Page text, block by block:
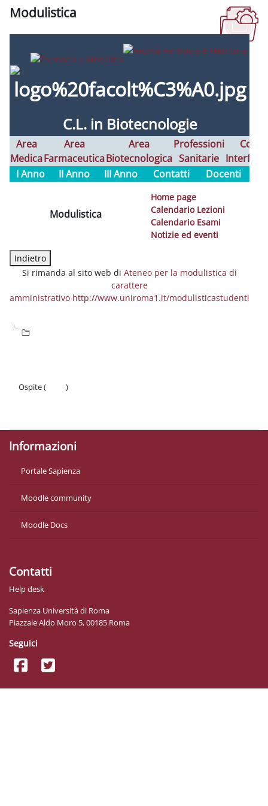
Modulistica
C.L. in Biotecnologie
Area
Medica
Area
Farmaceutica
Area
Biotecnologica
Professioni
Sanitarie
Corsi
I Anno
II Anno III Anno Contatti Docenti
Modulistica
Home page
Calendario Lezioni
Calendario Esami
Notizie ed eventi
Si rimanda al sito web di Ateneo per la modulistica di
carattere
amministrativo http://www.uniroma1.it/modulisticastudenti
Ospite (
)
Informazioni
Portale Sapienza
Moodle community
Moodle Docs
Contatti
Help desk
Sapienza Università di Roma
Piazzale Aldo Moro 5, 00185 Roma
Seguici